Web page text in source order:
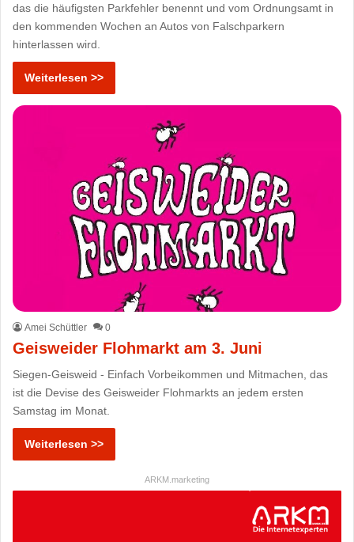
das die häufigsten Parkfehler benennt und vom Ordnungsamt in
den kommenden Wochen an Autos von Falschparkern
hinterlassen wird.
Weiterlesen >>
Amei Schüttler 0
Geisweider Flohmarkt am 3. Juni
Siegen-Geisweid - Einfach Vorbeikommen und Mitmachen, das
ist die Devise des Geisweider Flohmarkts an jedem ersten
Samstag im Monat.
Weiterlesen >>
ARKM.marketing